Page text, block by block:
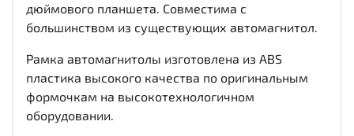
дюймового планшета. Совместима с
большинством из существующих автомагнитол.
Рамка автомагнитолы изготовлена из ABS
пластика высокого качества по оригинальным
формочкам на высокотехнологичном
оборудовании.